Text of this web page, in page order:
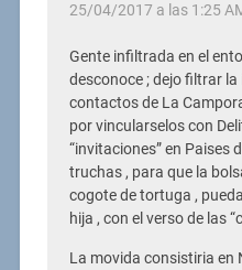
25/04/2017 a las 1:25
Gente infiltrada en el
desconoce ; dejo filtrar
contactos de La
por vincularselos con
“invitaciones” en Paises
truchas , para que la
cogote de tortuga ,
hija , con el verso de las
La movida consistiria en